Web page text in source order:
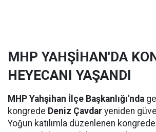
MHP YAHŞİHAN'DA
HEYECANI YAŞANDI
MHP Yahşihan İlçe Başkanlığı'nda
kongrede Deniz Çavdar yeniden
Yoğun katılımla düzenlenen